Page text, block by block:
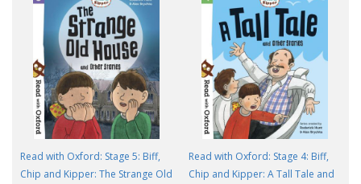
Read with Oxford: Stage 5: Biff,
Chip and Kipper: The Strange Old
Read with Oxford: Stage 4: Biff,
Chip and Kipper: A Tall Tale and